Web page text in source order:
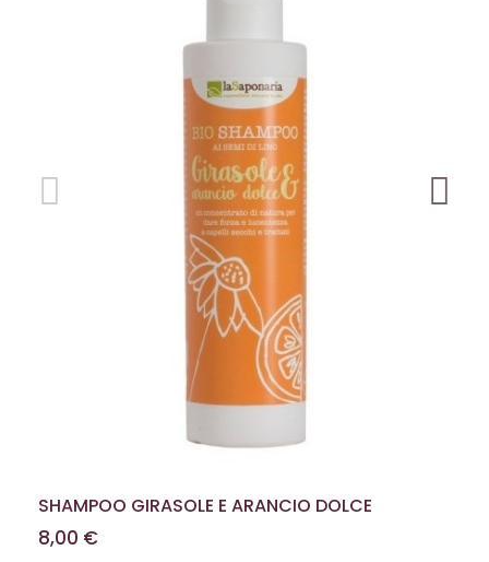
SHAMPOO GIRASOLE E ARANCIO DOLCE
8,00 €